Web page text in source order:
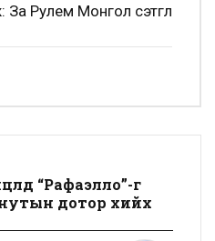
Рулем Монгол сэтгүүл
“Рафаэлло”-г
дотор хийх